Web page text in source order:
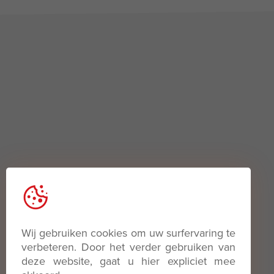
Zapas
Zakup
O nas
Kontakt
Wij gebruiken cookies om uw surfervaring te
verbeteren. Door het verder gebruiken van
deze website, gaat u hier expliciet mee